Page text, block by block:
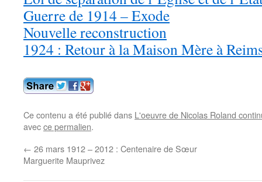
Guerre de 1914 – Exode
Nouvelle reconstruction
1924 : Retour à la Maison Mère à
Ce contenu a été publié dans L'oeuvre de Nicolas Roland
avecce permalien.
← 26 mars 1912 – 2012 : Centenaire de Sœur
Marguerite Mauprivez